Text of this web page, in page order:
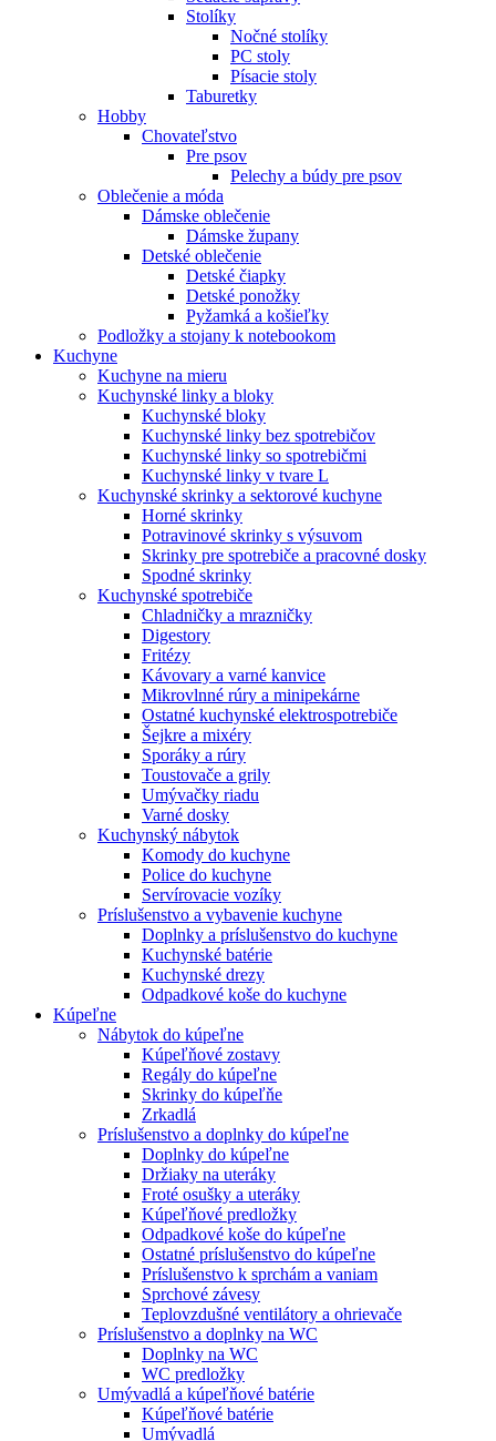
Stolíky
Nočné stolíky
PC stoly
Písacie stoly
Taburetky
Hobby
Chovateľstvo
Pre psov
Pelechy a búdy pre psov
Oblečenie a móda
Dámske oblečenie
Dámske župany
Detské oblečenie
Detské čiapky
Detské ponožky
Pyžamká a košieľky
Podložky a stojany k notebookom
Kuchyne
Kuchyne na mieru
Kuchynské linky a bloky
Kuchynské bloky
Kuchynské linky bez spotrebičov
Kuchynské linky so spotrebičmi
Kuchynské linky v tvare L
Kuchynské skrinky a sektorové kuchyne
Horné skrinky
Potravinové skrinky s výsuvom
Skrinky pre spotrebiče a pracovné dosky
Spodné skrinky
Kuchynské spotrebiče
Chladničky a mrazničky
Digestory
Fritézy
Kávovary a varné kanvice
Mikrovlnné rúry a minipekárne
Ostatné kuchynské elektrospotrebiče
Šejkre a mixéry
Sporáky a rúry
Toustovače a grily
Umývačky riadu
Varné dosky
Kuchynský nábytok
Komody do kuchyne
Police do kuchyne
Servírovacie vozíky
Príslušenstvo a vybavenie kuchyne
Doplnky a príslušenstvo do kuchyne
Kuchynské batérie
Kuchynské drezy
Odpadkové koše do kuchyne
Kúpeľne
Nábytok do kúpeľne
Kúpeľňové zostavy
Regály do kúpeľne
Skrinky do kúpeľňe
Zrkadlá
Príslušenstvo a doplnky do kúpeľne
Doplnky do kúpeľne
Držiaky na uteráky
Froté osušky a uteráky
Kúpeľňové predložky
Odpadkové koše do kúpeľne
Ostatné príslušenstvo do kúpeľne
Príslušenstvo k sprchám a vaniam
Sprchové závesy
Teplovzdušné ventilátory a ohrievače
Príslušenstvo a doplnky na WC
Doplnky na WC
WC predložky
Umývadlá a kúpeľňové batérie
Kúpeľňové batérie
Umývadlá